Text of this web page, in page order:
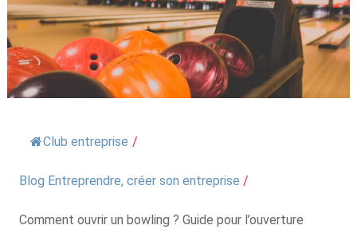
Club entreprise /
Blog Entreprendre, créer son entreprise /
Comment ouvrir un bowling ? Guide pour l’ouverture